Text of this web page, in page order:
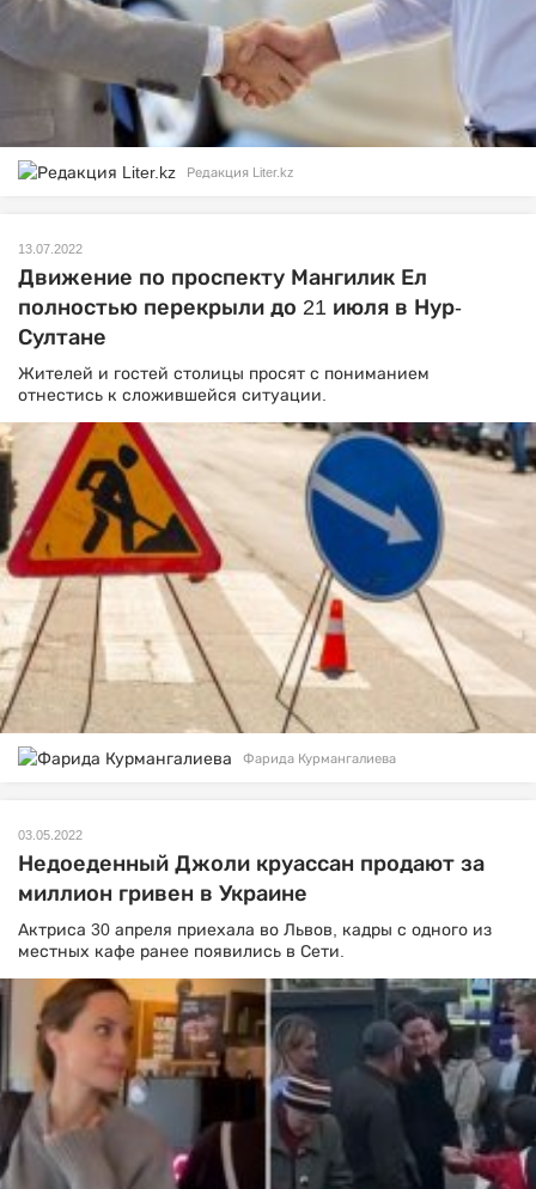
Редакция Liter.kz
13.07.2022
Движение по проспекту Мангилик Ел
полностью перекрыли до 21 июля в Нур-
Султане
Жителей и гостей столицы просят с пониманием
отнестись к сложившейся ситуации.
Фарида Курмангалиева
03.05.2022
Недоеденный Джоли круассан продают за
миллион гривен в Украине
Актриса 30 апреля приехала во Львов, кадры с одного из
местных кафе ранее появились в Сети.